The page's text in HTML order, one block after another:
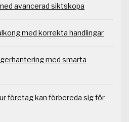
avancerad siktskopa
med korrekta handlingar
med smarta
företag kan förbereda sig för